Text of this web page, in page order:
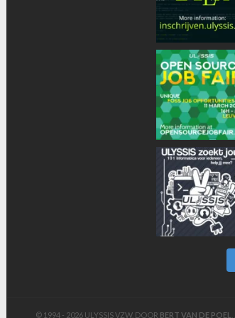
© 1994 - 2026 ULYSSIS VZW, DOOR BERT VAN DE POEL